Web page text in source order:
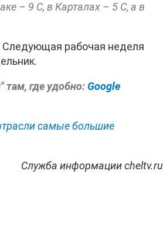
– 9 С, в Карталах – 5 С, а в
Следующая рабочая неделя
где удобно: Google
самые большие
Служба информации cheltv.ru